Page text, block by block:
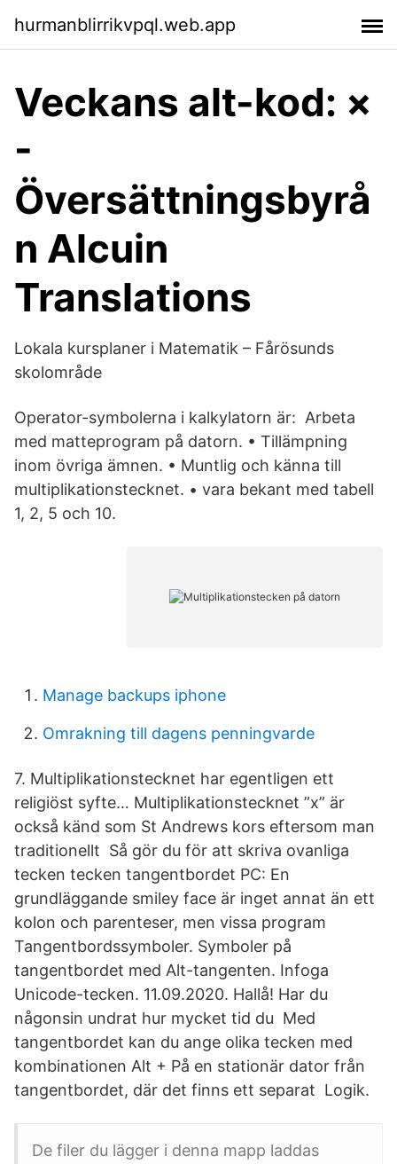
hurmanblirrikvpql.web.app
Veckans alt-kod: ×
-
Översättningsbyrå
n Alcuin
Translations
Lokala kursplaner i Matematik – Fårösunds
skolområde
Operator-symbolerna i kalkylatorn är: Arbeta
med matteprogram på datorn. • Tillämpning
inom övriga ämnen. • Muntlig och känna till
multiplikationstecknet. • vara bekant med tabell
1, 2, 5 och 10.
Manage backups iphone
Omrakning till dagens penningvarde
7. Multiplikationstecknet har egentligen ett
religiöst syfte… Multiplikationstecknet ”x” är
också känd som St Andrews kors eftersom man
traditionellt Så gör du för att skriva ovanliga
tecken tecken tangentbordet PC: En
grundläggande smiley face är inget annat än ett
kolon och parenteser, men vissa program
Tangentbordssymboler. Symboler på
tangentbordet med Alt-tangenten. Infoga
Unicode-tecken. 11.09.2020. Hallå! Har du
någonsin undrat hur mycket tid du Med
tangentbordet kan du ange olika tecken med
kombinationen Alt + På en stationär dator från
tangentbordet, där det finns ett separat Logik.
De filer du lägger i denna mapp laddas